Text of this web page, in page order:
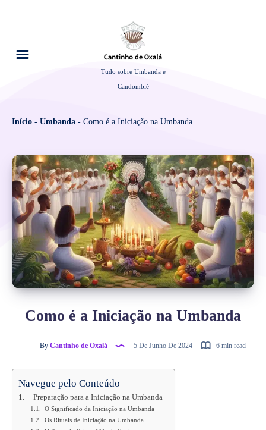
Tudo sobre Umbanda e
Candomblé
Início - Umbanda - Como é a Iniciação na Umbanda
Como é a Iniciação na Umbanda
By Cantinho de Oxalá 5 De Junho De 2024 6 min read
Navegue pelo Conteúdo
Preparação para a Iniciação na Umbanda
O Significado da Iniciação na Umbanda
Os Rituais de Iniciação na Umbanda